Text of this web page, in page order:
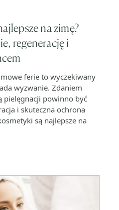
na zimę?
regenerację i
ferie to wyczekiwany
wyzwanie. Zdaniem
pielęgnacji powinno być
i skuteczna ochrona
są najlepsze na